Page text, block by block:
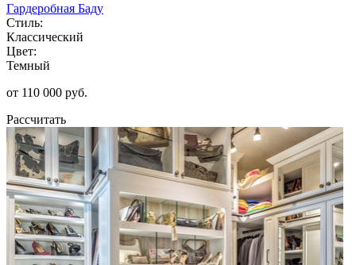
Гардеробная Баду
Стиль:
Классический
Цвет:
Темный
от 110 000 руб.
Рассчитать